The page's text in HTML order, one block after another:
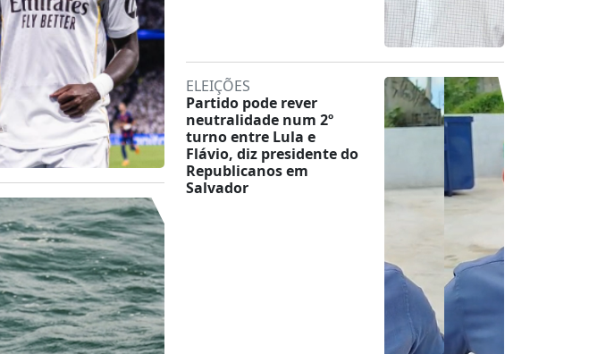
ELEIÇÕES
Partido pode rever
neutralidade num 2º
turno entre Lula e
Flávio, diz presidente do
Republicanos em
Salvador